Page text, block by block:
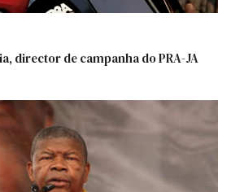
director de campanha do PRA-JA